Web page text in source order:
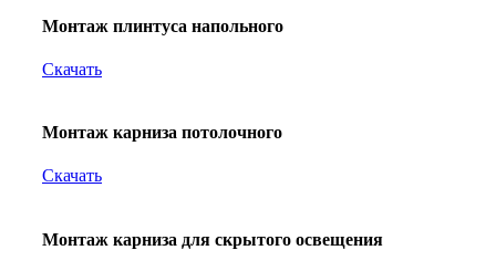
Монтаж плинтуса напольного
Скачать
Монтаж карниза потолочного
Скачать
Монтаж карниза для скрытого освещения